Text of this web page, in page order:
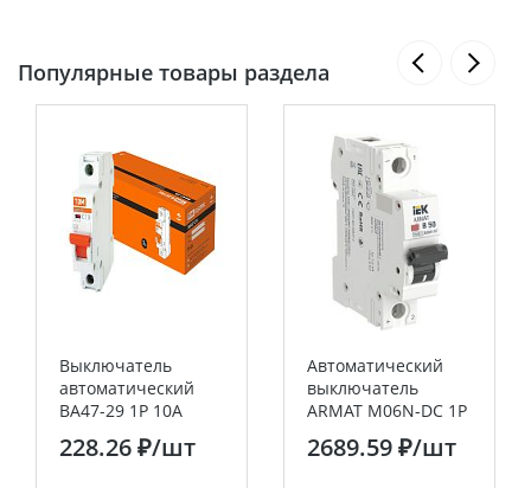
Популярные товары раздела
Выключатель
автоматический
ВА47-29 1Р 10А
4,5кА х-ка С TDM
228.26 ₽/шт
Автоматический
выключатель
ARMAT M06N-DC 1P
2689.59 ₽/шт